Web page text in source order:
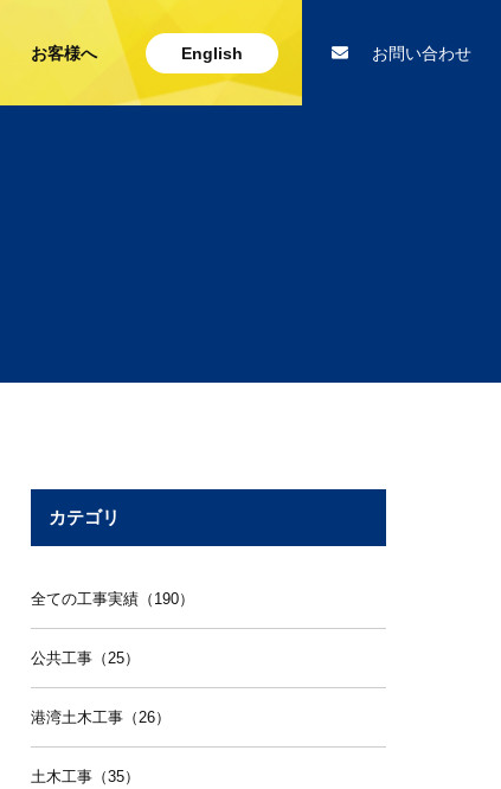
お客様へ English お問い合わせ
カテゴリ
全ての工事実績（190）
公共工事（25）
港湾土木工事（26）
土木工事（35）